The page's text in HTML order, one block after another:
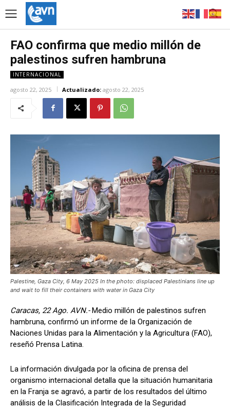
FAO confirma que medio millón de
palestinos sufren hambruna
INTERNACIONAL
agosto 22, 2025 Actualizado: agosto 22, 2025
Palestine, Gaza City, 6 May 2025 In the photo: displaced Palestinians line up
and wait to fill their containers with water in Gaza City
Caracas, 22 Ago. AVN.-Medio millón de palestinos sufren
hambruna, confirmó un informe de la Organización de
Naciones Unidas para la Alimentación y la Agricultura (FAO),
reseñó Prensa Latina.
La información divulgada por la oficina de prensa del
organismo internacional detalla que la situación humanitaria
en la Franja se agravó, a partir de los resultados del último
análisis de la Clasificación Integrada de la Seguridad